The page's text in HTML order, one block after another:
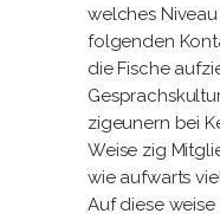
welches
folgenden
die Fische
zigeunern bei
Weise zig
wie aufwarts
Auf diese